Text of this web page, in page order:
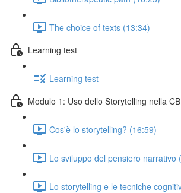
The choice of texts (13:34)
Learning test
Learning test
Modulo 1: Uso dello Storytelling nella
Cos'è lo storytelling? (16:59)
Lo sviluppo del pensiero narrativo
Lo storytelling e le tecniche